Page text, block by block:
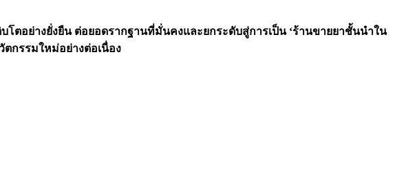
ตอย่างยั่งยืน ต่อยอดรากฐานที่มั่นคงและยกระดับสู่การเป็น ‘ร้านขายยาชั้นนำใน
กรรมใหม่อย่างต่อเนื่อง